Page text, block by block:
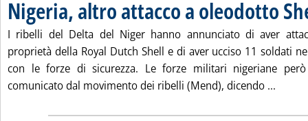
Nigeria, altro attacco a oleodotto
I ribelli del Delta del Niger hanno annunciato di aver
proprietà della Royal Dutch Shell e di aver ucciso 11 soldati
con le forze di sicurezza. Le forze militari nigeriane
comunicato dal movimento dei ribelli (Mend), dicendo ...